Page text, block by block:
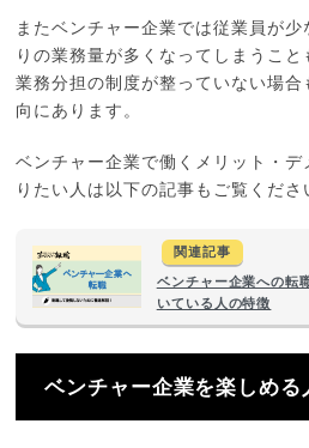
またベンチャー企業では従業員が少
りの業務量が多くなってしまうこ
業務分担の制度が整っていない場合
向にあります。
ベンチャー企業で働くメリット・デ
りたい人は以下の記事もご覧くださ
関連記事
ベンチャー企業への転
いている人の特徴
ベンチャー企業を楽しめる